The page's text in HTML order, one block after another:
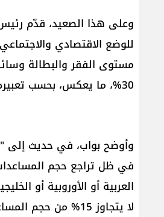
وعلى هذا الصعيد، قدّم رئيس
للوضع الاقتصادي
مستوى الفقر والبطالة
30%، ما يعكس، بحسب تعبيره، حجم الاختلالات المتراكمة في البنية الاقتصادية.
وأوضح بواب، في حديث إلى
في ظل تراجع حجم
العربية أو الأوروبية أو
لا يتجاوز 15% من حجم المساعدات المعتادة.